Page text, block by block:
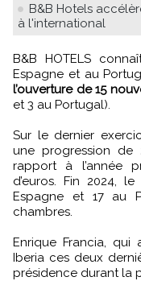
B&B Hotels
à l'international
B&B HOTELS connaît une croissance remarquable en
Espagne et au
l’ouverture de 15
et 3 au Portugal).
Sur le dernier
une progression de
rapport à l’année
d’euros. Fin 2024,
Espagne et 17 au
chambres.
Enrique Francia, qui
Iberia ces deux
présidence durant la